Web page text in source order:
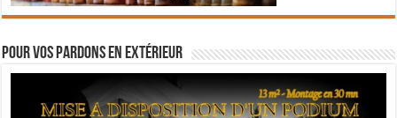
Pour vos pardons en extérieur